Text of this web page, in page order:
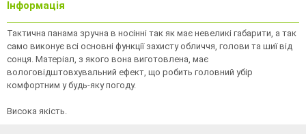
Інформація
Тактична панама зручна в носінні так як має невеликі габарити, а так
само виконує всі основні функції захисту обличчя, голови та шиї від
сонця. Матеріал, з якого вона виготовлена, має
вологовідштовхувальний ефект, що робить головний убір
комфортним у будь-яку погоду.
Висока якість.